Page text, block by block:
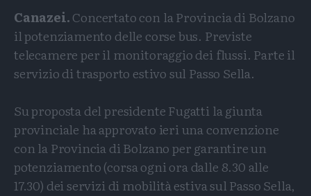
Canazei.Concertato con la Provincia di Bolzano
il potenziamento delle corse bus. Previste
telecamere per il monitoraggio dei flussi. Parte il
servizio di trasporto estivo sul Passo Sella.
Su proposta del presidente Fugatti la giunta
provinciale ha approvato ieri una convenzione
con la Provincia di Bolzano per garantire un
potenziamento (corsa ogni ora dalle 8.30 alle
17.30) dei servizi di mobilità estiva sul Passo Sella,